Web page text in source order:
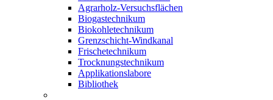
Agrarholz-Versuchsflächen
Biogastechnikum
Biokohletechnikum
Grenzschicht-Windkanal
Frischetechnikum
Trocknungstechnikum
Applikationslabore
Bibliothek